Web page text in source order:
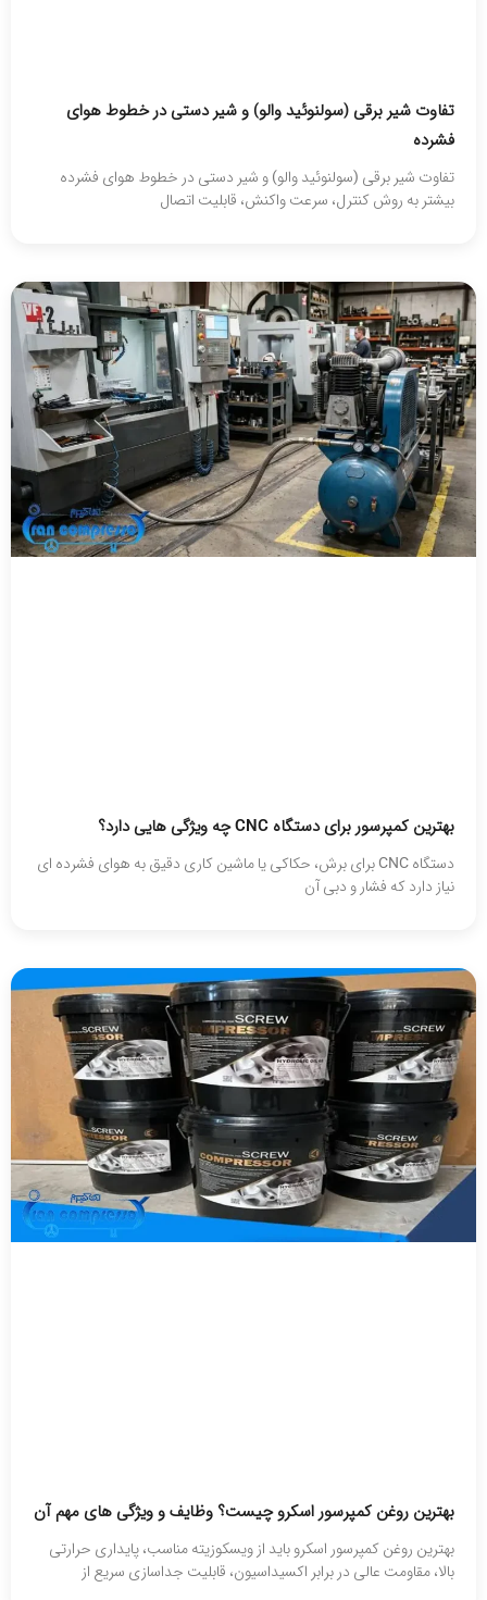
تفاوت شیر برقی (سولنوئید والو) و شیر دستی در خطوط هوای
فشرده
تفاوت شیر برقی (سولنوئید والو) و شیر دستی در خطوط هوای فشرده
بیشتر به روش کنترل، سرعت واکنش، قابلیت اتصال
بهترین کمپرسور برای دستگاه CNC چه ویژگی هایی دارد؟
دستگاه CNC برای برش، حکاکی یا ماشین‌ کاری دقیق به هوای فشرده‌ ای
نیاز دارد که فشار و دبی آن
بهترین روغن کمپرسور اسکرو چیست؟ وظایف و ویژگی های مهم آن
بهترین روغن کمپرسور اسکرو باید از ویسکوزیته مناسب، پایداری حرارتی
بالا، مقاومت عالی در برابر اکسیداسیون، قابلیت جداسازی سریع از